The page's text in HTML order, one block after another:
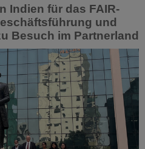
Indien für das FAIR-
und
Besuch im Partnerland